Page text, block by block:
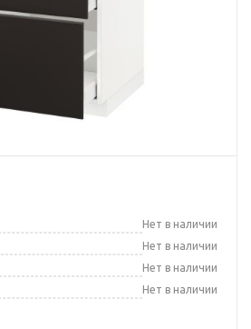
Нет в наличии
Нет в наличии
Нет в наличии
Нет в наличии